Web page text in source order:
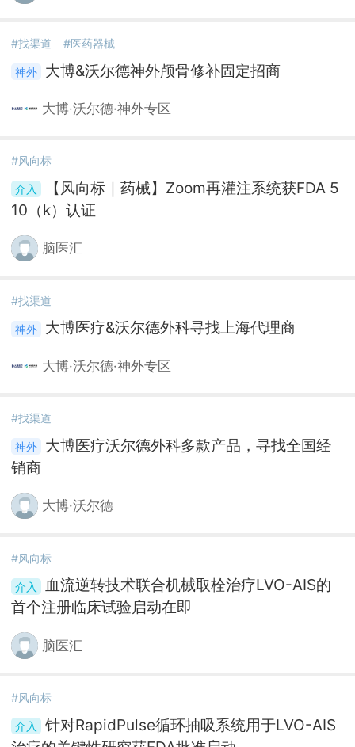
#找渠道 #医药器械
大博&沃尔德神外颅骨修补固定招商
大博·沃尔德·神外专区
#风向标
【风向标｜药械】Zoom再灌注系统获FDA 5
10（k）认证
脑医汇
#找渠道
大博医疗&沃尔德外科寻找上海代理商
大博·沃尔德·神外专区
#找渠道
大博医疗沃尔德外科多款产品，寻找全国经
销商
大博·沃尔德
#风向标
血流逆转技术联合机械取栓治疗LVO-AIS的
首个注册临床试验启动在即
脑医汇
#风向标
针对RapidPulse循环抽吸系统用于LVO-AIS